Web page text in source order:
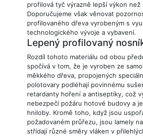
profilová tyč výrazně lepší výkon než
Doporučujeme však věnovat
profilovaného dřeva vyrobeným s
technologického vývoje a vybavení.
Lepený profilovaný
Rozdíl tohoto materiálu od obou
spočívá v tom, že je vyroben ze
měkkého dřeva, propojených
polotovary podléhají povinnému
retardanty hoření a antiseptiky, což
nebezpečí požáru hotové budovy a
hniloby. Kromě toho, když jsou
požadovaném průřezu, jsou lamely
střídají různé směry vláken v